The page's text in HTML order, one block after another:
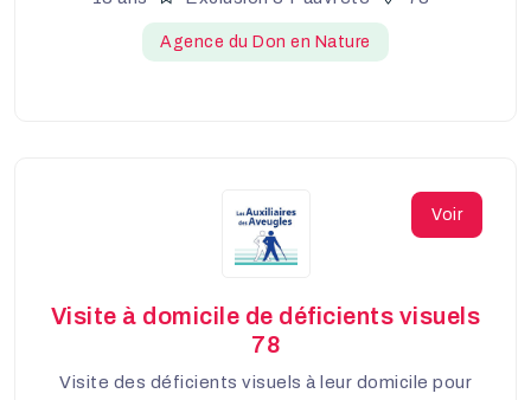
Agence du Don en Nature
Voir
Visite à domicile de déficients visuels
78
Visite des déficients visuels à leur domicile pour